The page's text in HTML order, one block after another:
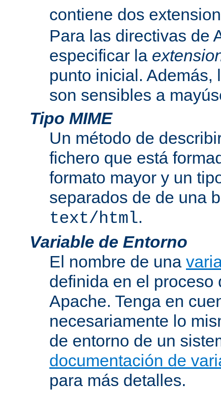
contiene dos
Para las directivas de
especificar la
punto inicial. Además,
son sensibles a
Tipo MIME
Un método de
fichero que está
formato mayor y un
separados de de una
text/html.
Variable de Entorno
El nombre de una
definida en el proceso
Apache. Tenga en
necesariamente lo
de entorno de un
documentación de
para más detalles.